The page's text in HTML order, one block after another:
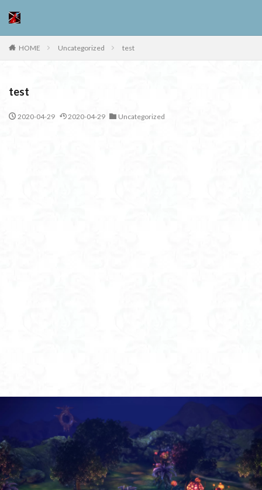
HOME Uncategorized test
test
2020-04-29 2020-04-29 Uncategorized